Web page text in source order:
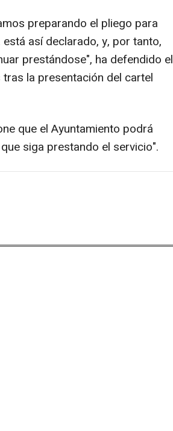
preparando el pliego para
así declarado, y, por tanto,
prestándose", ha defendido el
la presentación del cartel
que el Ayuntamiento podrá
siga prestando el servicio".